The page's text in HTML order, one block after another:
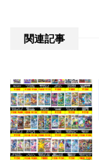
関連記事